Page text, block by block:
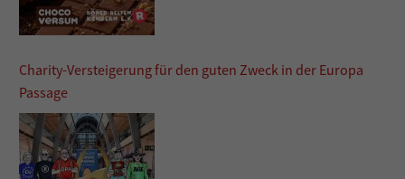
Charity-Versteigerung für den guten Zweck in der Europa
Passage